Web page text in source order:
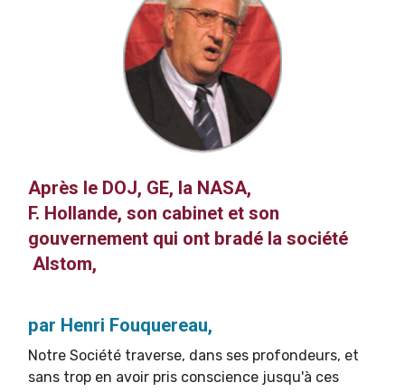
Après le DOJ, GE, la NASA,
F. Hollande, son cabinet et son
gouvernement qui ont bradé la société
Alstom,
par Henri Fouquereau,
Notre Société traverse, dans ses profondeurs, et
sans trop en avoir pris conscience jusqu'à ces